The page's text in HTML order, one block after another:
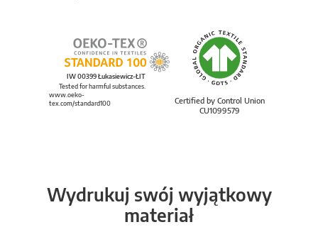
Certified by Control Union
CU1099579
IW 00399 Łukasiewicz-ŁIT
Tested for harmful substances.
www.oeko-
tex.com/standard100
Wydrukuj swój wyjątkowy
materiał